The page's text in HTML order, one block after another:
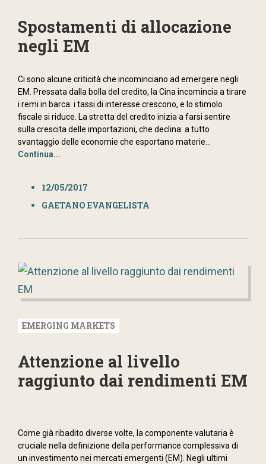
Spostamenti di allocazione
negli EM
Ci sono alcune criticità che incominciano ad emergere negli
EM. Pressata dalla bolla del credito, la Cina incomincia a tirare
i remi in barca: i tassi di interesse crescono, e lo stimolo
fiscale si riduce. La stretta del credito inizia a farsi sentire
sulla crescita delle importazioni, che declina: a tutto
svantaggio delle economie che esportano materie...
Continua...
12/05/2017
GAETANO EVANGELISTA
EMERGING MARKETS
Attenzione al livello
raggiunto dai rendimenti EM
Come già ribadito diverse volte, la componente valutaria è
cruciale nella definizione della performance complessiva di
un investimento nei mercati emergenti (EM). Negli ultimi